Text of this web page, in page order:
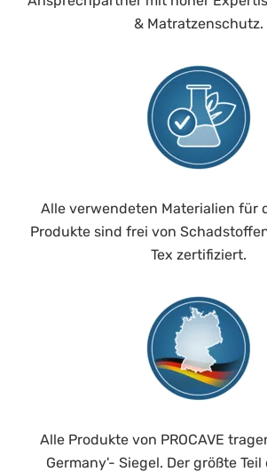
& Matratzenschutz.
Alle verwendeten Materialien für
Produkte sind frei von
Tex zertifiziert.
Alle Produkte von PROCAVE
Germany'- Siegel. Der größte